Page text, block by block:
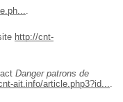
.
http://cnt-
Danger patrons de
ait.info/article.php3?id....